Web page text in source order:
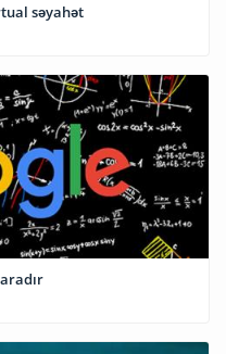
səyahət